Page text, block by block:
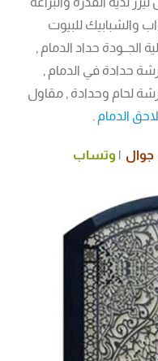
والشبابيك للبيوت
الجــودة حداد الدمام ,
حدادة في الدمام ,
لحام وحدادة , مقاول
الدمام .
جوال | وتساب